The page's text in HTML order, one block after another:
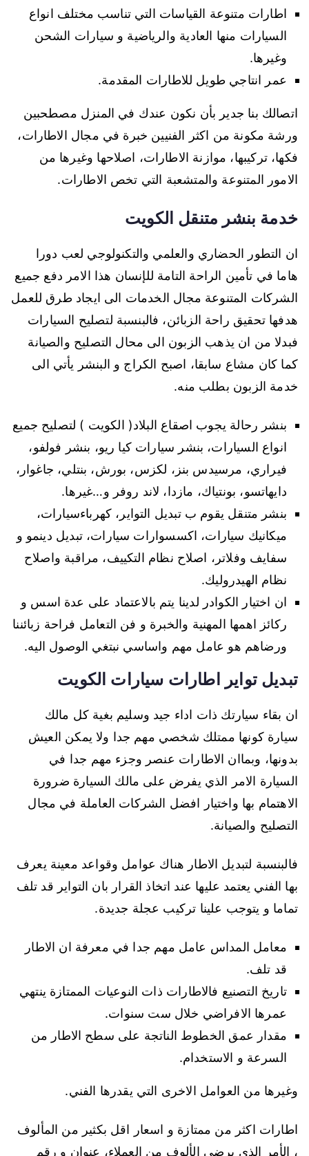
اطارات متنوعة القياسات التي تناسب مختلف انواع
السيارات منها العادية والرياضية و سيارات الشحن
وغيرها.
عمر انتاجي طويل للاطارات المقدمة.
اتصالك بنا جدير بأن نكون عندك في المنزل مصطحبين
ورشة مكونة من اكثر الفنيين خبرة في مجال الاطارات،
فكها، تركيبها، موازنة الاطارات، اصلاحها وغيرها من
الامور المتنوعة والمتشعبة التي تخص الاطارات.
خدمة بنشر متنقل الكويت
ان التطور الحضاري والعلمي والتكنولوجي لعب دورا
هاما في تأمين الراحة التامة للإنسان هذا الامر دفع جميع
الشركات المتنوعة مجال الخدمات الى ايجاد طرق للعمل
هدفها تحقيق راحة الزبائن، فالبنسبة لتصليح السيارات
فبدلا من ان يذهب الزبون الى محال التصليح والصيانة
كما كان مشاع سابقا، اصبح الكراج و البنشر يأتي الى
خدمة الزبون بطلب منه.
بنشر رحالة يجوب اصقاع البلاد( الكويت ) لتصليح جميع
انواع السيارات، بنشر سيارات كيا ريو، بنشر فولفو،
فيراري، مرسيدس بنز، لكزس، بورش، بنتلي، جاغوار،
دايهاتسو، بونتياك، مازدا، لاند روفر و…غيرها.
بنشر متنقل يقوم ب تبديل التواير، كهرباءسيارات،
ميكانيك سيارات، اكسسوارات سيارات، تبديل دينمو و
سفايف وفلاتر، اصلاح نظام التكييف، مراقبة واصلاح
نظام الهيدروليك.
ان اختيار الكوادر لدينا يتم بالاعتماد على عدة اسس و
ركائز اهمها المهنية والخبرة و فن التعامل فراحة زبائننا
ورضاهم هو عامل مهم واساسي نبتغي الوصول اليه.
تبديل تواير اطارات سيارات الكويت
ان بقاء سيارتك ذات اداء جيد وسليم بغية كل مالك
سيارة كونها ممتلك شخصي مهم جدا ولا يمكن العيش
بدونها، وبماان الاطارات عنصر وجزء مهم جدا في
السيارة الامر الذي يفرض على مالك السيارة ضرورة
الاهتمام بها واختيار افضل الشركات العاملة في مجال
التصليح والصيانة.
فالبنسبة لتبديل الاطار هناك عوامل وقواعد معينة يعرف
بها الفني يعتمد عليها عند اتخاذ القرار بان التواير قد تلف
تماما و يتوجب علينا تركيب عجلة جديدة.
معامل المداس عامل مهم جدا في معرفة ان الاطار
قد تلف.
تاريخ التصنيع فالاطارات ذات النوعيات الممتازة ينتهي
عمرها الافراضي خلال ست سنوات.
مقدار عمق الخطوط الناتجة على سطح الاطار من
السرعة و الاستخدام.
وغيرها من العوامل الاخرى التي يقدرها الفني.
اطارات اكثر من ممتازة و اسعار اقل بكثير من المألوف
، الأمر الذي يرضي الألوف من العملاء، عنوان و رقم